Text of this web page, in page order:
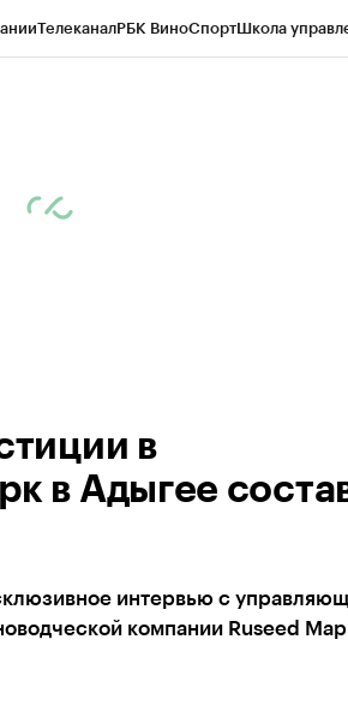
ТелеканалРБК ВиноСпортШкола
в
в Адыгее
интервью с
компании Ruseed